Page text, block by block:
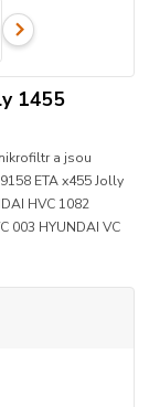
1455
a jsou
ETA x455 Jolly
HVC 1082
003 HYUNDAI VC